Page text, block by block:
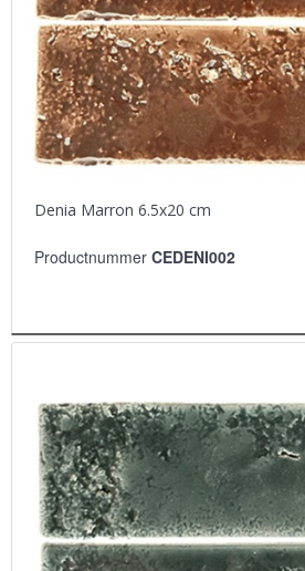
Denia Marron 6.5x20 cm
Productnummer CEDENI002